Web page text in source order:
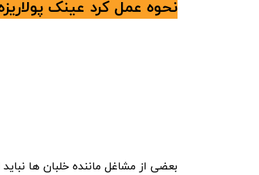
نحوه عمل کرد عینک
بعضی از مشاغل ماننده خلبان ها نباید